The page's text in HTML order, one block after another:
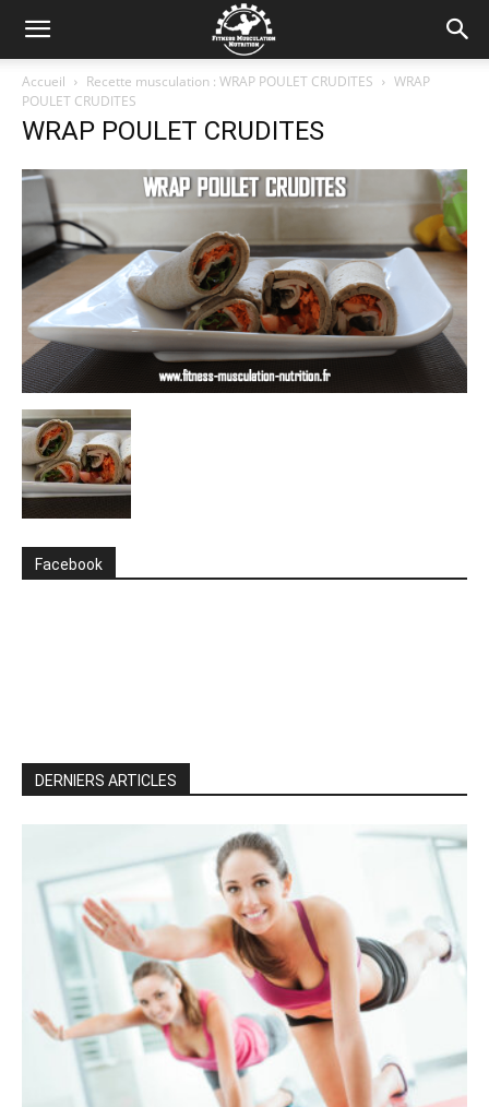
Accueil Recette musculation : WRAP POULET CRUDITES
WRAP
POULET CRUDITES
WRAP POULET CRUDITES
Facebook
DERNIERS ARTICLES